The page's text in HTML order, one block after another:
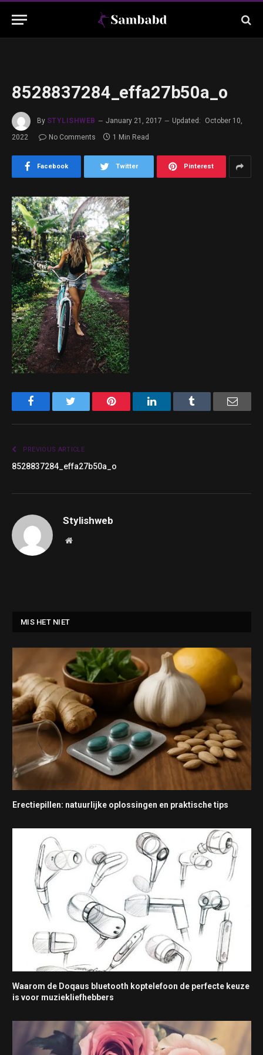
8528837284_effa27b50a_o
By STYLISHWEB January 21, 2017 Updated:
October 10,
2022
No Comments 1 Min Read
Facebook Twitter Pinterest
Facebook Pinterest LinkedIn Email
PREVIOUS ARTICLE
8528837284_effa27b50a_o
Stylishweb
Website
MIS HET NIET
Erectiepillen: natuurlijke oplossingen en praktische tips
Waarom de Doqaus bluetooth koptelefoon de perfecte keuze
is voor muziekliefhebbers